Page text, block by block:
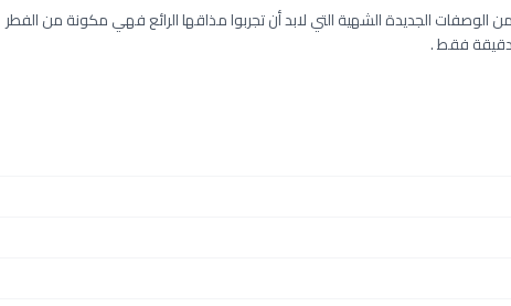
الجديدة الشهية التي لابد أن تجربوا مذاقها الرائع فهي مكونة من الفطر